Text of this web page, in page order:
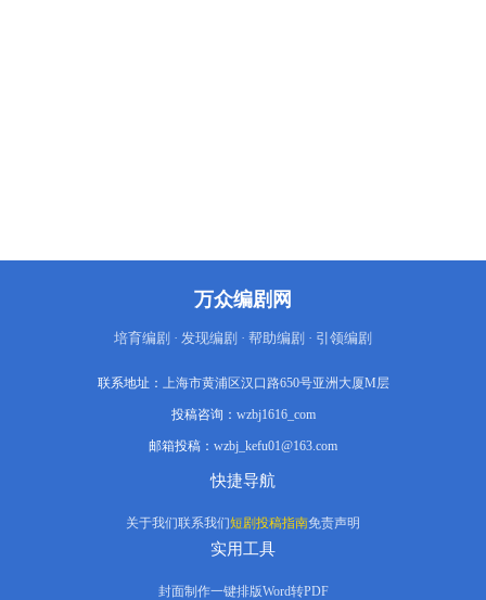
万众编剧网
培育编剧 · 发现编剧 · 帮助编剧 · 引领编剧
联系地址： 上海市黄浦区汉口路650号亚洲大厦M层
投稿咨询： wzbj1616_com
邮箱投稿： wzbj_kefu01@163.com
快捷导航
关于我们联系我们短剧投稿指南免责声明
实用工具
封面制作一键排版Word转PDF